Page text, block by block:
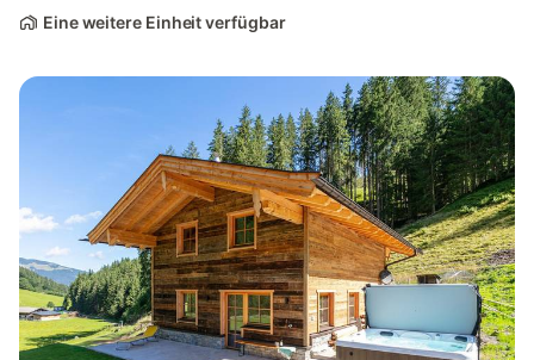
Eine weitere Einheit verfügbar